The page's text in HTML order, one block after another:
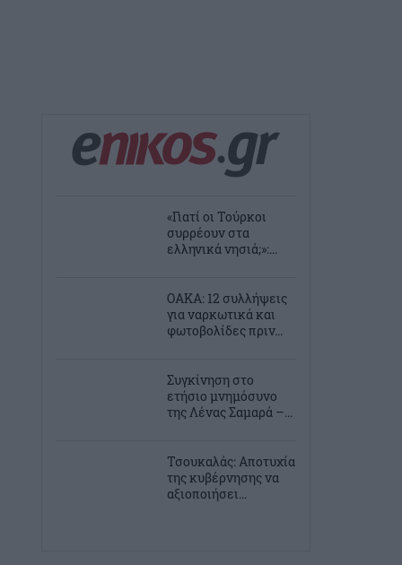
«Γιατί οι Τούρκοι
συρρέουν στα
ελληνικά νησιά;»:...
ΟΑΚΑ: 12 συλλήψεις
για ναρκωτικά και
φωτοβολίδες πριν...
Συγκίνηση στο
ετήσιο μνημόσυνο
της Λένας Σαμαρά –...
Τσουκαλάς: Αποτυχία
της κυβέρνησης να
αξιοποιήσει...